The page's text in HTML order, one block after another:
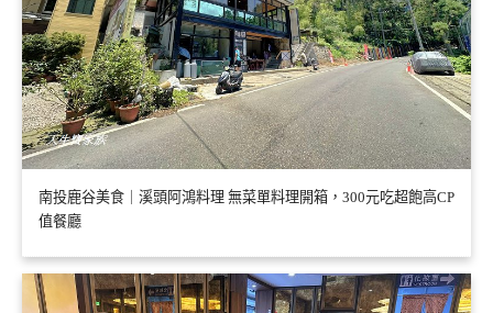
南投鹿谷美食｜溪頭阿鴻料理 無菜單料理開箱，300元吃超飽高CP
值餐廳